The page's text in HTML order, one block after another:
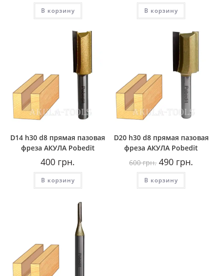
В корзину В корзину
D14 h30 d8 прямая пазовая
фреза AКУЛА Pobedit
400 грн.
В корзину
D20 h30 d8 прямая пазовая
фреза AКУЛА Pobedit
600грн. Первоначальная
цена
составляла
600
грн..
490 грн.
В корзину